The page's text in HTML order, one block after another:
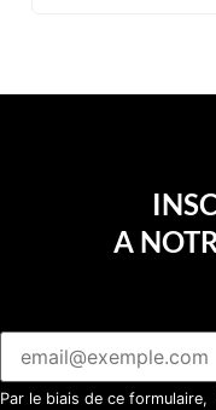
A
Par le biais de ce